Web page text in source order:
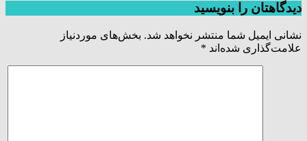
دیدگاهتان را بنویسید
نشانی ایمیل شما منتشر نخواهد شد. بخش‌های موردنیاز
علامت‌گذاری شده‌اند *